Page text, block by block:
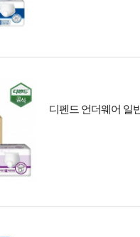
디펜드 언더웨어 일